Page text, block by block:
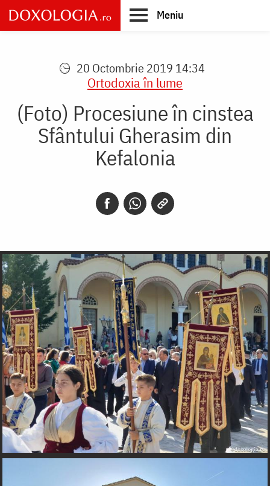
Skip
to
main
Meniu
20 Octombrie 2019 14:34
Ortodoxia în lume
(Foto) Procesiune în cinstea
Sfântului Gherasim din
Kefalonia